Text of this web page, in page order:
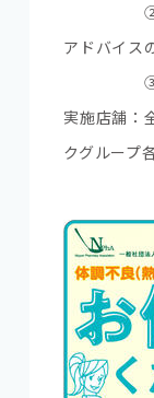
②熱中症
アドバイス
③飲料
実施店舗：
クグループ